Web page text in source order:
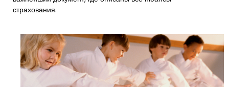
страхования.